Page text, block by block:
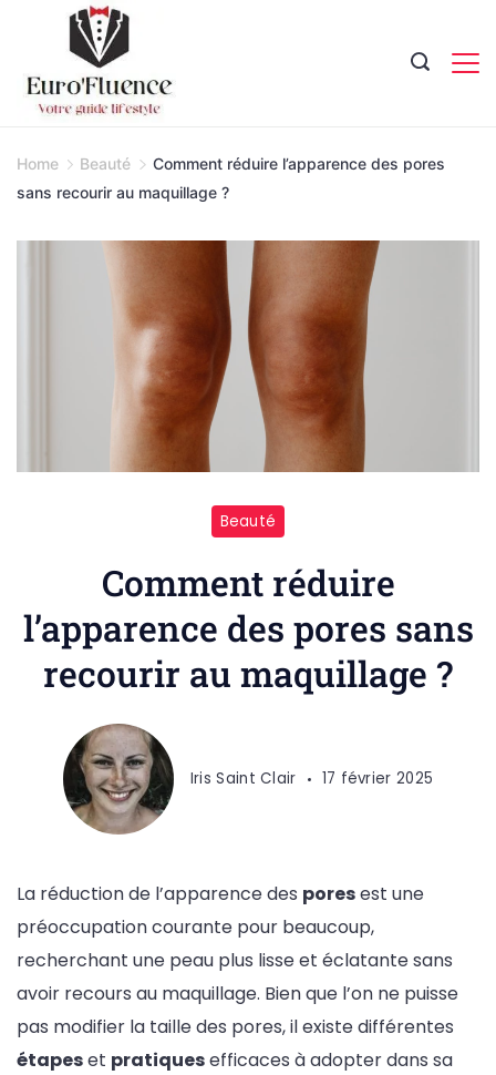
content
Home Beauté
Comment réduire l’apparence des pores
sans recourir au maquillage ?
Beauté
Comment réduire
l’apparence des pores sans
recourir au maquillage ?
Iris Saint Clair 17 février 2025
La réduction de l’apparence des poresest une
préoccupation courante pour beaucoup,
recherchant une peau plus lisse et éclatante sans
avoir recours au maquillage. Bien que l’on ne puisse
pas modifier la taille des pores, il existe différentes
étapeset pratiquesefficaces à adopter dans sa